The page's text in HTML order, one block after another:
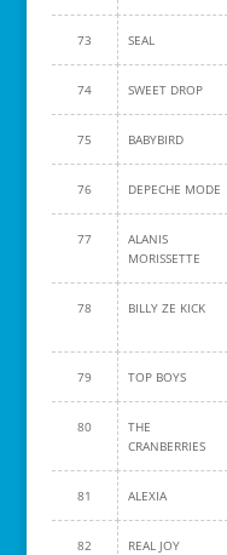
73 SEAL
74 SWEET DROP
75 BABYBIRD
76 DEPECHE MODE
77
ALANIS
MORISSETTE
78 BILLY ZE KICK
79 TOP BOYS
80
THE
CRANBERRIES
81 ALEXIA
82 REAL JOY